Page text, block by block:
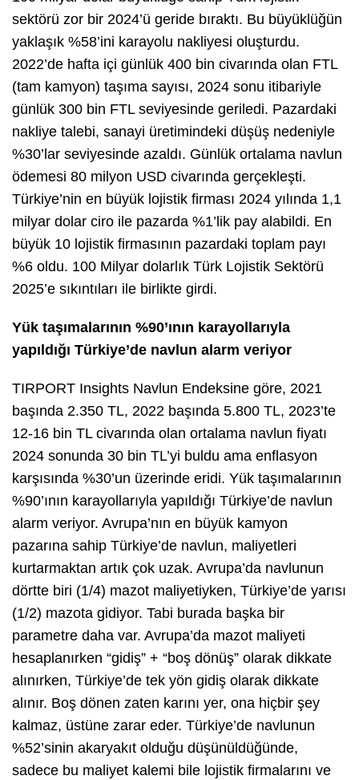
sektörü zor bir 2024’ü geride bıraktı. Bu büyüklüğün
yaklaşık %58’ini karayolu nakliyesi oluşturdu.
2022’de hafta içi günlük 400 bin civarında olan FTL
(tam kamyon) taşıma sayısı, 2024 sonu itibariyle
günlük 300 bin FTL seviyesinde geriledi. Pazardaki
nakliye talebi, sanayi üretimindeki düşüş nedeniyle
%30’lar seviyesinde azaldı. Günlük ortalama navlun
ödemesi 80 milyon USD civarında gerçekleşti.
Türkiye’nin en büyük lojistik firması 2024 yılında 1,1
milyar dolar ciro ile pazarda %1’lik pay alabildi. En
büyük 10 lojistik firmasının pazardaki toplam payı
%6 oldu. 100 Milyar dolarlık Türk Lojistik Sektörü
2025’e sıkıntıları ile birlikte girdi.
Yük taşımalarının %90’ının karayollarıyla
yapıldığı Türkiye’de navlun alarm veriyor
TIRPORT Insights Navlun Endeksine göre, 2021
başında 2.350 TL, 2022 başında 5.800 TL, 2023’te
12-16 bin TL civarında olan ortalama navlun fiyatı
2024 sonunda 30 bin TL’yi buldu ama enflasyon
karşısında %30’un üzerinde eridi. Yük taşımalarının
%90’ının karayollarıyla yapıldığı Türkiye’de navlun
alarm veriyor. Avrupa’nın en büyük kamyon
pazarına sahip Türkiye’de navlun, maliyetleri
kurtarmaktan artık çok uzak. Avrupa’da navlunun
dörtte biri (1/4) mazot maliyetiyken, Türkiye’de yarısı
(1/2) mazota gidiyor. Tabi burada başka bir
parametre daha var. Avrupa’da mazot maliyeti
hesaplanırken “gidiş” + “boş dönüş” olarak dikkate
alınırken, Türkiye’de tek yön gidiş olarak dikkate
alınır. Boş dönen zaten karını yer, ona hiçbir şey
kalmaz, üstüne zarar eder. Türkiye’de navlunun
%52’sinin akaryakıt olduğu düşünüldüğünde,
sadece bu maliyet kalemi bile lojistik firmalarını ve